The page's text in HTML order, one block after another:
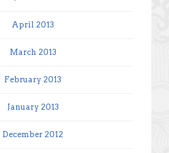
April 2013
March 2013
February 2013
January 2013
December 2012